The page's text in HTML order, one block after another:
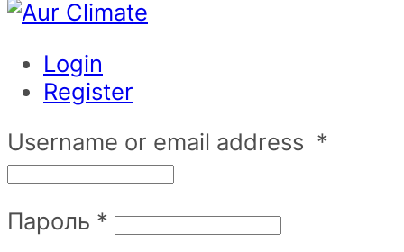
Login
Register
Username or email address *
Пароль *